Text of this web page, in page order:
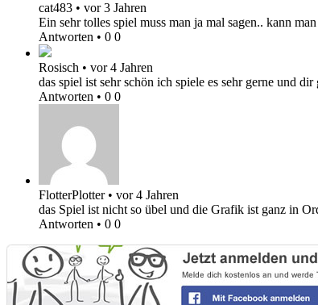
cat483 • vor 3 Jahren
Ein sehr tolles spiel muss man ja mal sagen.. kann
Antworten • 0 0
Rosisch • vor 4 Jahren
das spiel ist sehr schön ich spiele es sehr gerne und
Antworten • 0 0
FlotterPlotter • vor 4 Jahren
das Spiel ist nicht so übel und die Grafik ist ganz in
Antworten • 0 0